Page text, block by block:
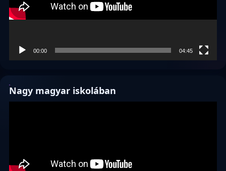
00:00 04:45
Nagy magyar iskolában